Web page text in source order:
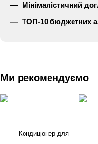
Мінімалістичний
ТОП-10 бюджетних
Ми рекомендуємо